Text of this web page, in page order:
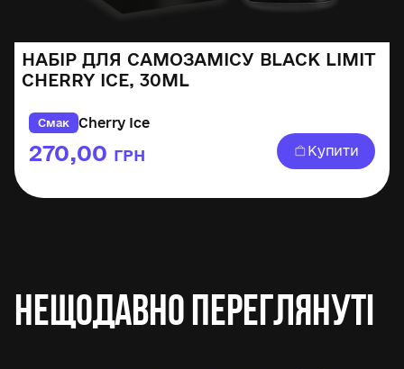
НАБІР ДЛЯ САМОЗАМІСУ BLACK LIMIT
CHERRY ICE, 30ML
Смак Cherry Ice
270,00 ГРН Купити
Нещодавно переглянуті